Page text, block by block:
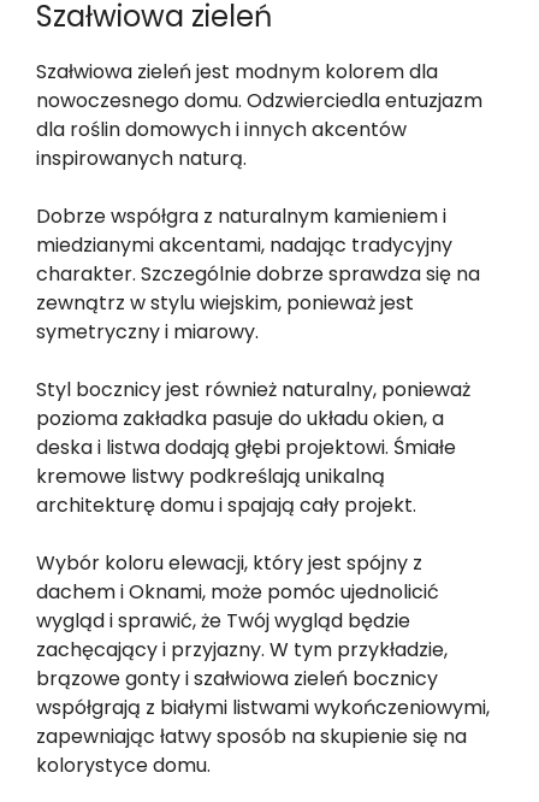
Szałwiowa zieleń
Szałwiowa zieleń jest modnym kolorem dla
nowoczesnego domu. Odzwierciedla entuzjazm
dla roślin domowych i innych akcentów
inspirowanych naturą.
Dobrze współgra z naturalnym kamieniem i
miedzianymi akcentami, nadając tradycyjny
charakter. Szczególnie dobrze sprawdza się na
zewnątrz w stylu wiejskim, ponieważ jest
symetryczny i miarowy.
Styl bocznicy jest również naturalny, ponieważ
pozioma zakładka pasuje do układu okien, a
deska i listwa dodają głębi projektowi. Śmiałe
kremowe listwy podkreślają unikalną
architekturę domu i spajają cały projekt.
Wybór koloru elewacji, który jest spójny z
dachem i Oknami, może pomóc ujednolicić
wygląd i sprawić, że Twój wygląd będzie
zachęcający i przyjazny. W tym przykładzie,
brązowe gonty i szałwiowa zieleń bocznicy
współgrają z białymi listwami wykończeniowymi,
zapewniając łatwy sposób na skupienie się na
kolorystyce domu.